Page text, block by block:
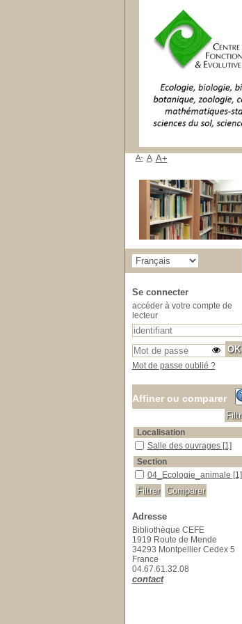
A- A A+
Se connecter
accéder à votre compte de
lecteur
Mot de passe oublié ?
Affiner ou comparer
Localisation
Salle des ouvrages
Salle des ouvrages [1]
Section
04_Ecologie_animale
04_Ecologie_animale [1]
Adresse
Bibliothèque CEFE
1919 Route de Mende
34293 Montpellier Cedex 5
France
04.67.61.32.08
contact